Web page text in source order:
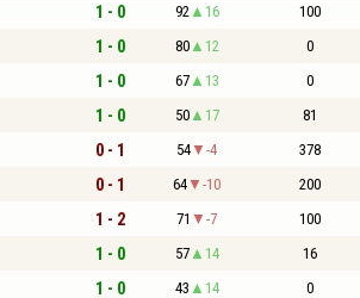
1 - 0 92 16 100
1 - 0 80 12 0
1 - 0 67 13 0
1 - 0 50 17 81
0 - 1 54 -4 378
0 - 1 64 -10 200
1 - 2 71 -7 100
1 - 0 57 14 16
1 - 0 43 14 0